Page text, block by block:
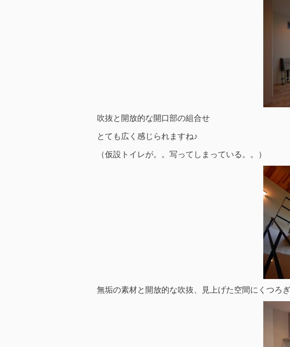
吹抜と開放的な開口部の組合せ
とても広く感じられますね♪
（仮設トイレが。。写ってしまっている。。）
無垢の素材と開放的な吹抜、見上げた空間にくつろぎ